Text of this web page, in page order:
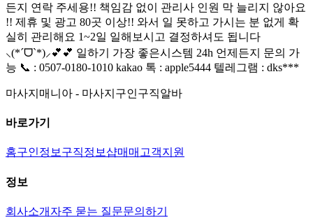
든지 연락 주세용!! 책임감 없이 관리사 인원 막 늘리지 않아요
!! 제휴 및 광고 80곳 이상!! 와서 일 못하고 가시는 분 없게 확
실히 관리해요 1~2일 일해보시고 결정하셔도 됩니다
⸜(*ˊᗜˋ*)⸝💕💕 일하기 가장 좋은시스템 24h 언제든지 문의 가
능 📞 : 0507-0180-1010 kakao 톡 : apple5444 텔레그램 : dks***
마사지매니아 - 마사지구인구직알바
바로가기
홈구인정보 구직정보샵매매 고객지원
정보
회사소개 자주 묻는 질문문의하기